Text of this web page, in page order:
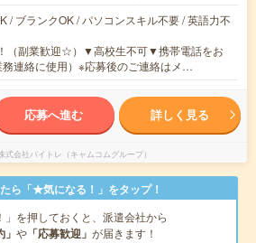
/ ブランクOK / パソコンスキル不要 / 英語力不
（副業歓迎☆）▼高校生不可▼携帯電話をお
連絡に使用）※応募後のご連絡はメ…
応募へ進む 詳しく見る
式会社バイトレ（キャムコムグループ）
ら「★気になる！」をタップ！
」を押しておくと、派遣会社から
や 「応募歓迎」 が届きます！